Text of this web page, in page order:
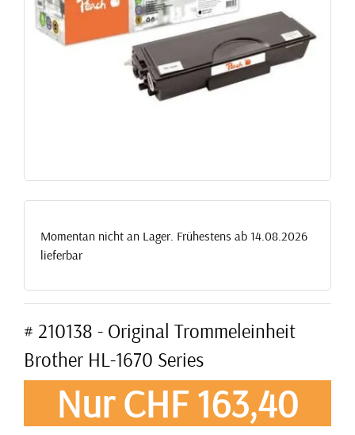
Momentan nicht an Lager. Frühestens ab 14.08.2026
lieferbar
# 210138 - Original Trommeleinheit
Brother HL-1670 Series
Nur CHF 163,40